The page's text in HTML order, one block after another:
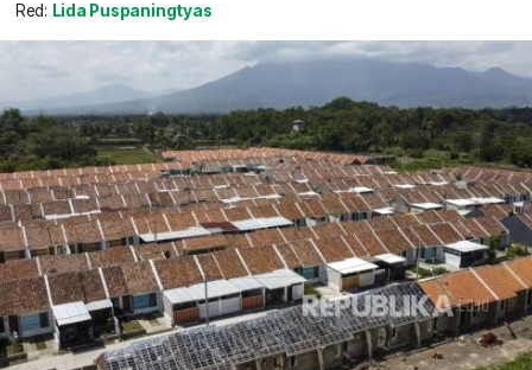
Red: Lida Puspaningtyas